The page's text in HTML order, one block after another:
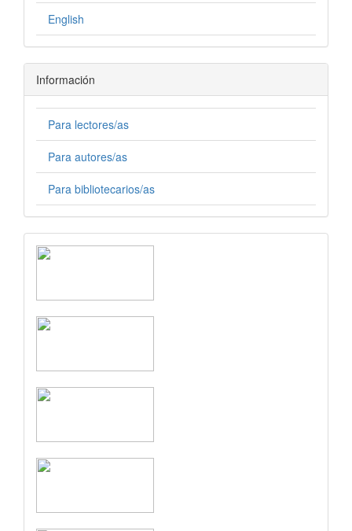
English
Información
Para lectores/as
Para autores/as
Para bibliotecarios/as